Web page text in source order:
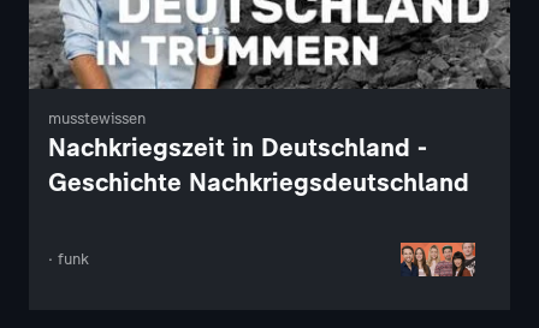
musstewissen
Nachkriegszeit in Deutschland -
Geschichte Nachkriegsdeutschland
· funk